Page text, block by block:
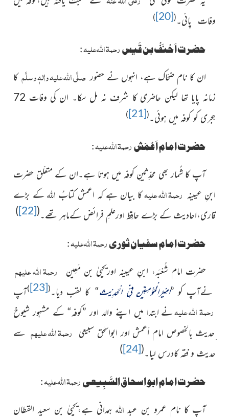
وفات پائی۔(
[20]
)
حضرت اَحْنَفْ بن قَیسرحمۃ اللہ علیہ:
ان كا نام ضحّاک ہے، انہوں نے حضور صلَّی اللہ علیہ واٰلہٖ وسلَّمکا
زمانہ پایا تھا لیکن حاضری کا
شرف نہ مل سکا۔ ان کی وفات 72
ہجری کو کوفہ میں ہوئی۔(
[21]
)
حضرت امام اَعْمَشرحمۃ اللہ علیہ:
آپ کا شُمار بھی محدِّثینِ کوفہ میں ہوتا ہے۔ان کے متعلّق حضرت
ابنِ عیینہ رحمۃ اللہ علیہکا بیان ہے کہ اعمش کتابُ اللہکے بڑے
قاری،احادیث کے بڑے حافِظ اورعلمِ فرائض کےماہر تھے۔(
[22]
)
حضرت امام سفیان ثوریرحمۃ اللہ علیہ:
حضرت امام شُعْبَہ، ابنِ عیینہ اوریحییٰ بن مَعِین رحمۃ اللہ علیہم
نےآپ کو ”اَمِیْرُالْمُؤْمِنِیْن فِیْ الْحَدِیْث“ کا لقب دیا۔(
[23]
)آپ
رحمۃ اللہ علیہنے ابتدا میں اپنے والد اور ”کوفہ“ کے مشہور شیوخ
ِحدیث بالخصوص امام اَعمش اور ابواسحٰق سبیعی رحمۃ اللہ علیہم سے
حدیث و فقہ کادرس لیا۔(
[24]
)
حضرت امام ابو اسحاق السَّبِیعیرحمۃ اللہ علیہ:
آپ کا نام عمرو بن عبد اللہ ہمدانی ہے،یحییٰ بن سعید القطان